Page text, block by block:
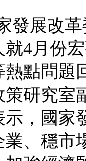
發展改
4月份
點問題
策研究室
，國家
、穩市